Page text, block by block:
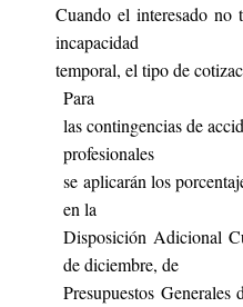
Cuando el interesado no
incapacidad
temporal, el tipo de
Para
las contingencias de
profesionales
se aplicarán los
en la
Disposición Adicional
de diciembre, de
Presupuestos